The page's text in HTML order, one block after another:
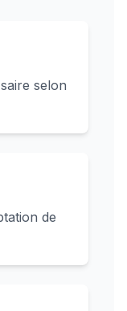
selon
de